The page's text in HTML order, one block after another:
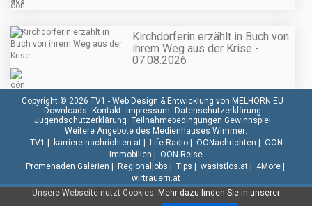
Kirchdorferin erzählt in Buch von
ihrem Weg aus der Krise -
07.08.2026
Unsere Webseite nutzt Cookies. Mehr dazu finden Sie in unserer
Copyright © 2026 TV1 - Web Design & Entwicklung von MELHORN.EU
Downloads
Kontakt Impressum
Datenschutzerklärung
Jugendschutzerklärung Teilnahmebedingungen Gewinnspiel
Weitere Angebote des Medienhauses Wimmer:
TV1
karriere.nachrichten.at| Life Radio| OÖNachrichten
OÖN
Immobilien
OÖN Reise
Promenaden Galerien
Regionaljobs Tips wasistlos.at| 4More|
wirtrauern.at